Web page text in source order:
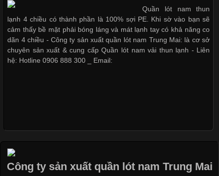
Vải thun là một trong những chất liệu được sử dụng rộng rãi
nhất trong ngành thời trang nhờ đặc tính co giãn, mềm mại và
thoải mái khi mặc. Từ áo thun, đồ thể thao cho đến đồ lót nam,
vải thun luôn đóng vai trò quan trọng trong quá trình sản xuất.
Hiện nay, nhu cầu tìm kiếm quần lót nam giá
Các Form Áo Thun Phổ Biến Hiện Nay Và Xu Hướng Trong
Ngành May Mặc Áo thun là một trong những trang phục quen
thuộc và được sử dụng phổ biến nhất hiện nay. Không chỉ đa
dạng về màu sắc hay chất liệu, áo thun còn có nhiều form dáng
Quần lót nam thun
lạnh 4 chiều có thành phần là 100% sợi PE. Khi sờ vào bạn sẽ
cảm thấy bề mặt phải bóng láng và mát lạnh tay có khả năng co
dãn 4 chiều - Công ty sản xuất quần lót nam Trung Mai: là cơ sở
chuyên sản xuất & cung cấp Quần lót nam vải thun lạnh - Liên
hệ: Hotline 0906 888 300 _ Email:
Công ty sản xuất quần lót nam Trung Mai